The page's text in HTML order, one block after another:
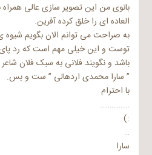
بانوی من این تصویر سازی عالی
العاده ای را خلق کرده آفرین.
به صراحت می توانم الان بگویم
توست و این خیلی مهم است که رد پای
باشد و نگویند فلانی به سبک فلان
” سارا محمدی اردهالی ” ست و بس.
با احترام
…………….
:)
…
سارا